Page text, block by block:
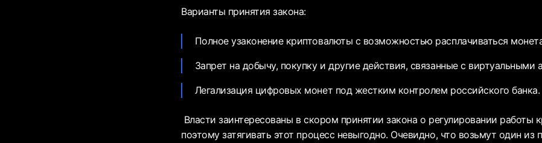
Варианты принятия закона:
Полное узаконение криптовалюты с возможностью расплачиваться
Запрет на добычу, покупку и другие действия, связанные с виртуальными
Легализация цифровых монет под жестким контролем российского банка.
Власти заинтересованы в скором принятии закона о регулировании работы
поэтому затягивать этот процесс невыгодно. Очевидно, что возьмут один из